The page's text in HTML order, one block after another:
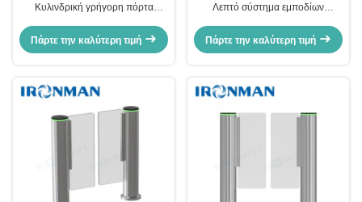
Κυλινδρική γρήγορη πόρτα
Πάρτε την καλύτερη τιμή
Λεπτό σύστημα εμποδίων
πυλών πυλών ταχύτητας τύπων
στηλών
Πάρτε την καλύτερη τιμή